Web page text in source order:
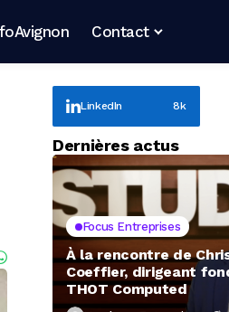
Contact
LinkedIn 8k
Dernières actus
Focus Entreprises
À la rencontre de
Coeffier, dirigeant
THOT Computed